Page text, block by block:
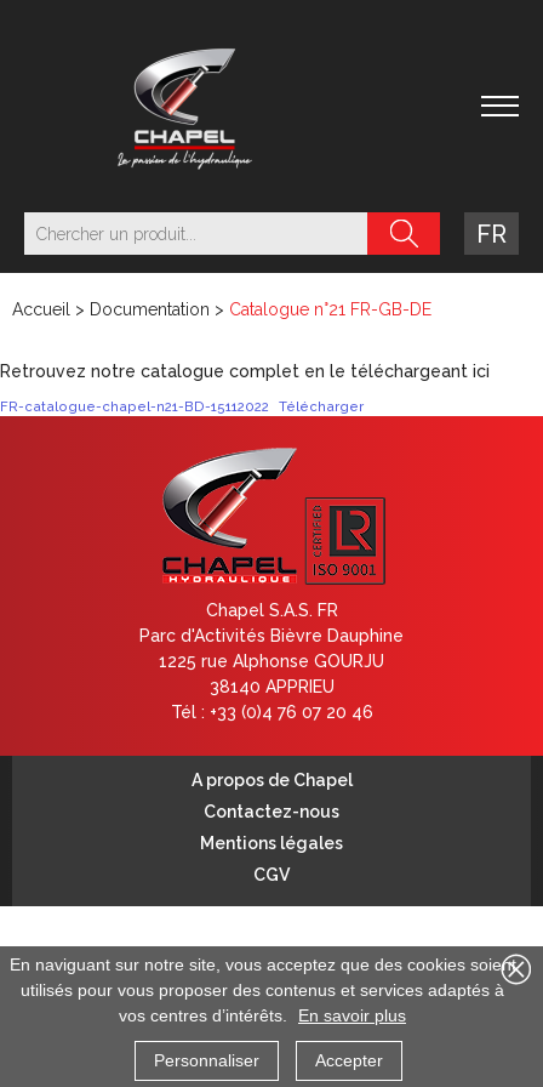
FR
Accueil > Documentation > Catalogue n°21 FR-GB-DE
Retrouvez notre catalogue complet en le téléchargeant ici
FR-catalogue-chapel-n21-BD-15112022 Télécharger
Chapel S.A.S. FR
Parc d'Activités Bièvre Dauphine
1225 rue Alphonse GOURJU
38140 APPRIEU
Tél : +33 (0)4 76 07 20 46
A propos de Chapel
Contactez-nous
Mentions légales
CGV
En naviguant sur notre site, vous acceptez que des cookies soient
utilisés pour vous proposer des contenus et services adaptés à
vos centres d’intérêts.
En savoir plus
Personnaliser Accepter